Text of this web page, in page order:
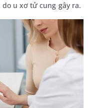
u xơ tử cung gây ra.